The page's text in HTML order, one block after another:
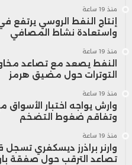
منذ 19 ساعة
إنتاج النفط الروسي
واستعادة نشاط المصافي
منذ 19 ساعة
النفط يصعد مع تصاعد
التوترات حول مضيق هرمز
منذ 19 ساعة
وارش يواجه اختبار الأسواق
وتفاقم ضغوط التضخم
منذ 19 ساعة
وارنر براذرز ديسكفري
تصاعد الترقب حول صفقة